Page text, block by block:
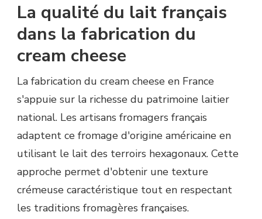
La qualité du lait français
dans la fabrication du
cream cheese
La fabrication du cream cheese en France
s'appuie sur la richesse du patrimoine laitier
national. Les artisans fromagers français
adaptent ce fromage d'origine américaine en
utilisant le lait des terroirs hexagonaux. Cette
approche permet d'obtenir une texture
crémeuse caractéristique tout en respectant
les traditions fromagères françaises.